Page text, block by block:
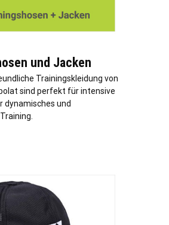
und Jacken
Trainingskleidung von
sind perfekt für intensive
dynamisches und